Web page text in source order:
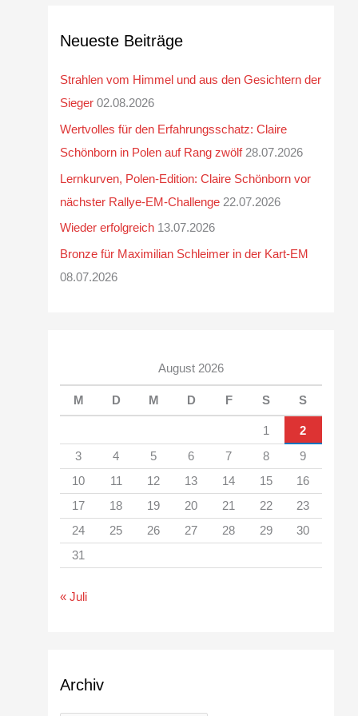
Neueste Beiträge
Strahlen vom Himmel und aus den Gesichtern der
Sieger 02.08.2026
Wertvolles für den Erfahrungsschatz: Claire
Schönborn in Polen auf Rang zwölf 28.07.2026
Lernkurven, Polen-Edition: Claire Schönborn vor
nächster Rallye-EM-Challenge 22.07.2026
Wieder erfolgreich 13.07.2026
Bronze für Maximilian Schleimer in der Kart-EM
08.07.2026
August 2026
M D M D F S S
1
2
3
4 5 6 7 8
9
10
11 12 13 14 15
16
17
18 19 20 21 22
23
24
25 26 27 28 29
30
31
« Juli
Archiv